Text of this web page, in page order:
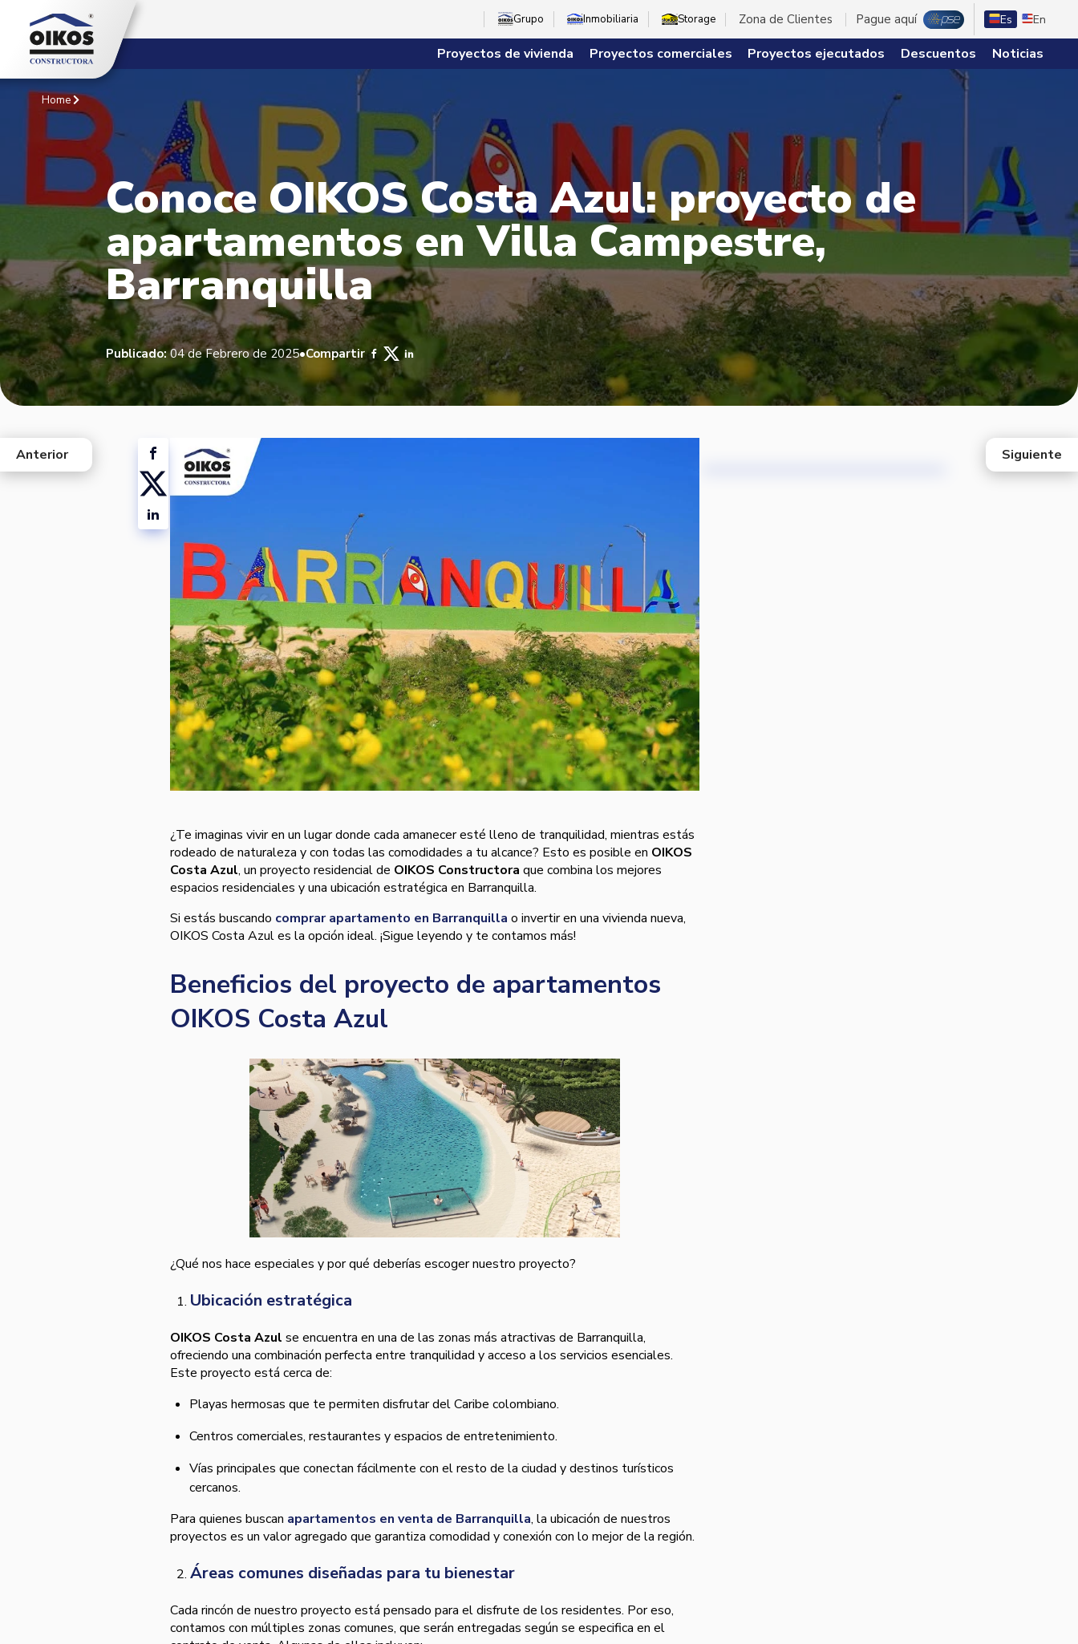
Grupo Inmobiliaria Storage Zona de Clientes Pague aquí Es En
Proyectos de vivienda Proyectos comerciales Proyectos ejecutados Descuentos Noticias
Home
Conoce OIKOS Costa Azul: proyecto de
apartamentos en Villa Campestre,
Barranquilla
Publicado:04 de Febrero de 2025•Compartir
¿Te imaginas vivir en un lugar donde cada amanecer esté lleno de tranquilidad, mientras estás
rodeado de naturaleza y con todas las comodidades a tu alcance? Esto es posible en OIKOS
Costa Azul, un proyecto residencial de OIKOS Constructora que combina los mejores
espacios residenciales y una ubicación estratégica en Barranquilla.
Si estás buscando comprar apartamento en Barranquilla o invertir en una vivienda nueva,
OIKOS Costa Azul es la opción ideal. ¡Sigue leyendo y te contamos más!
Beneficios del proyecto de apartamentos
OIKOS Costa Azul
¿Qué nos hace especiales y por qué deberías escoger nuestro proyecto?
Ubicación estratégica
OIKOS Costa Azul se encuentra en una de las zonas más atractivas de Barranquilla,
ofreciendo una combinación perfecta entre tranquilidad y acceso a los servicios esenciales.
Este proyecto está cerca de:
Playas hermosas que te permiten disfrutar del Caribe colombiano.
Centros comerciales, restaurantes y espacios de entretenimiento.
Vías principales que conectan fácilmente con el resto de la ciudad y destinos turísticos
cercanos.
Para quienes buscan apartamentos en venta de Barranquilla, la ubicación de nuestros
proyectos es un valor agregado que garantiza comodidad y conexión con lo mejor de la región.
Áreas comunes diseñadas para tu bienestar
Cada rincón de nuestro proyecto está pensado para el disfrute de los residentes. Por eso,
contamos con múltiples zonas comunes, que serán entregadas según se especifica en el
west
Anterior Siguiente